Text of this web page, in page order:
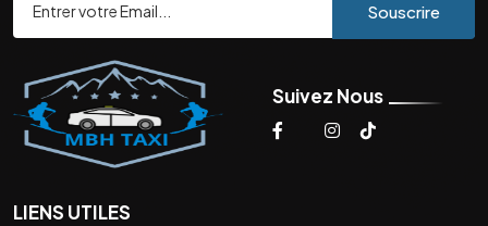
Souscrire
Suivez Nous
LIENS UTILES